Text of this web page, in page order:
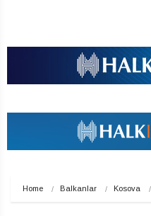
Home Balkanlar Kosova